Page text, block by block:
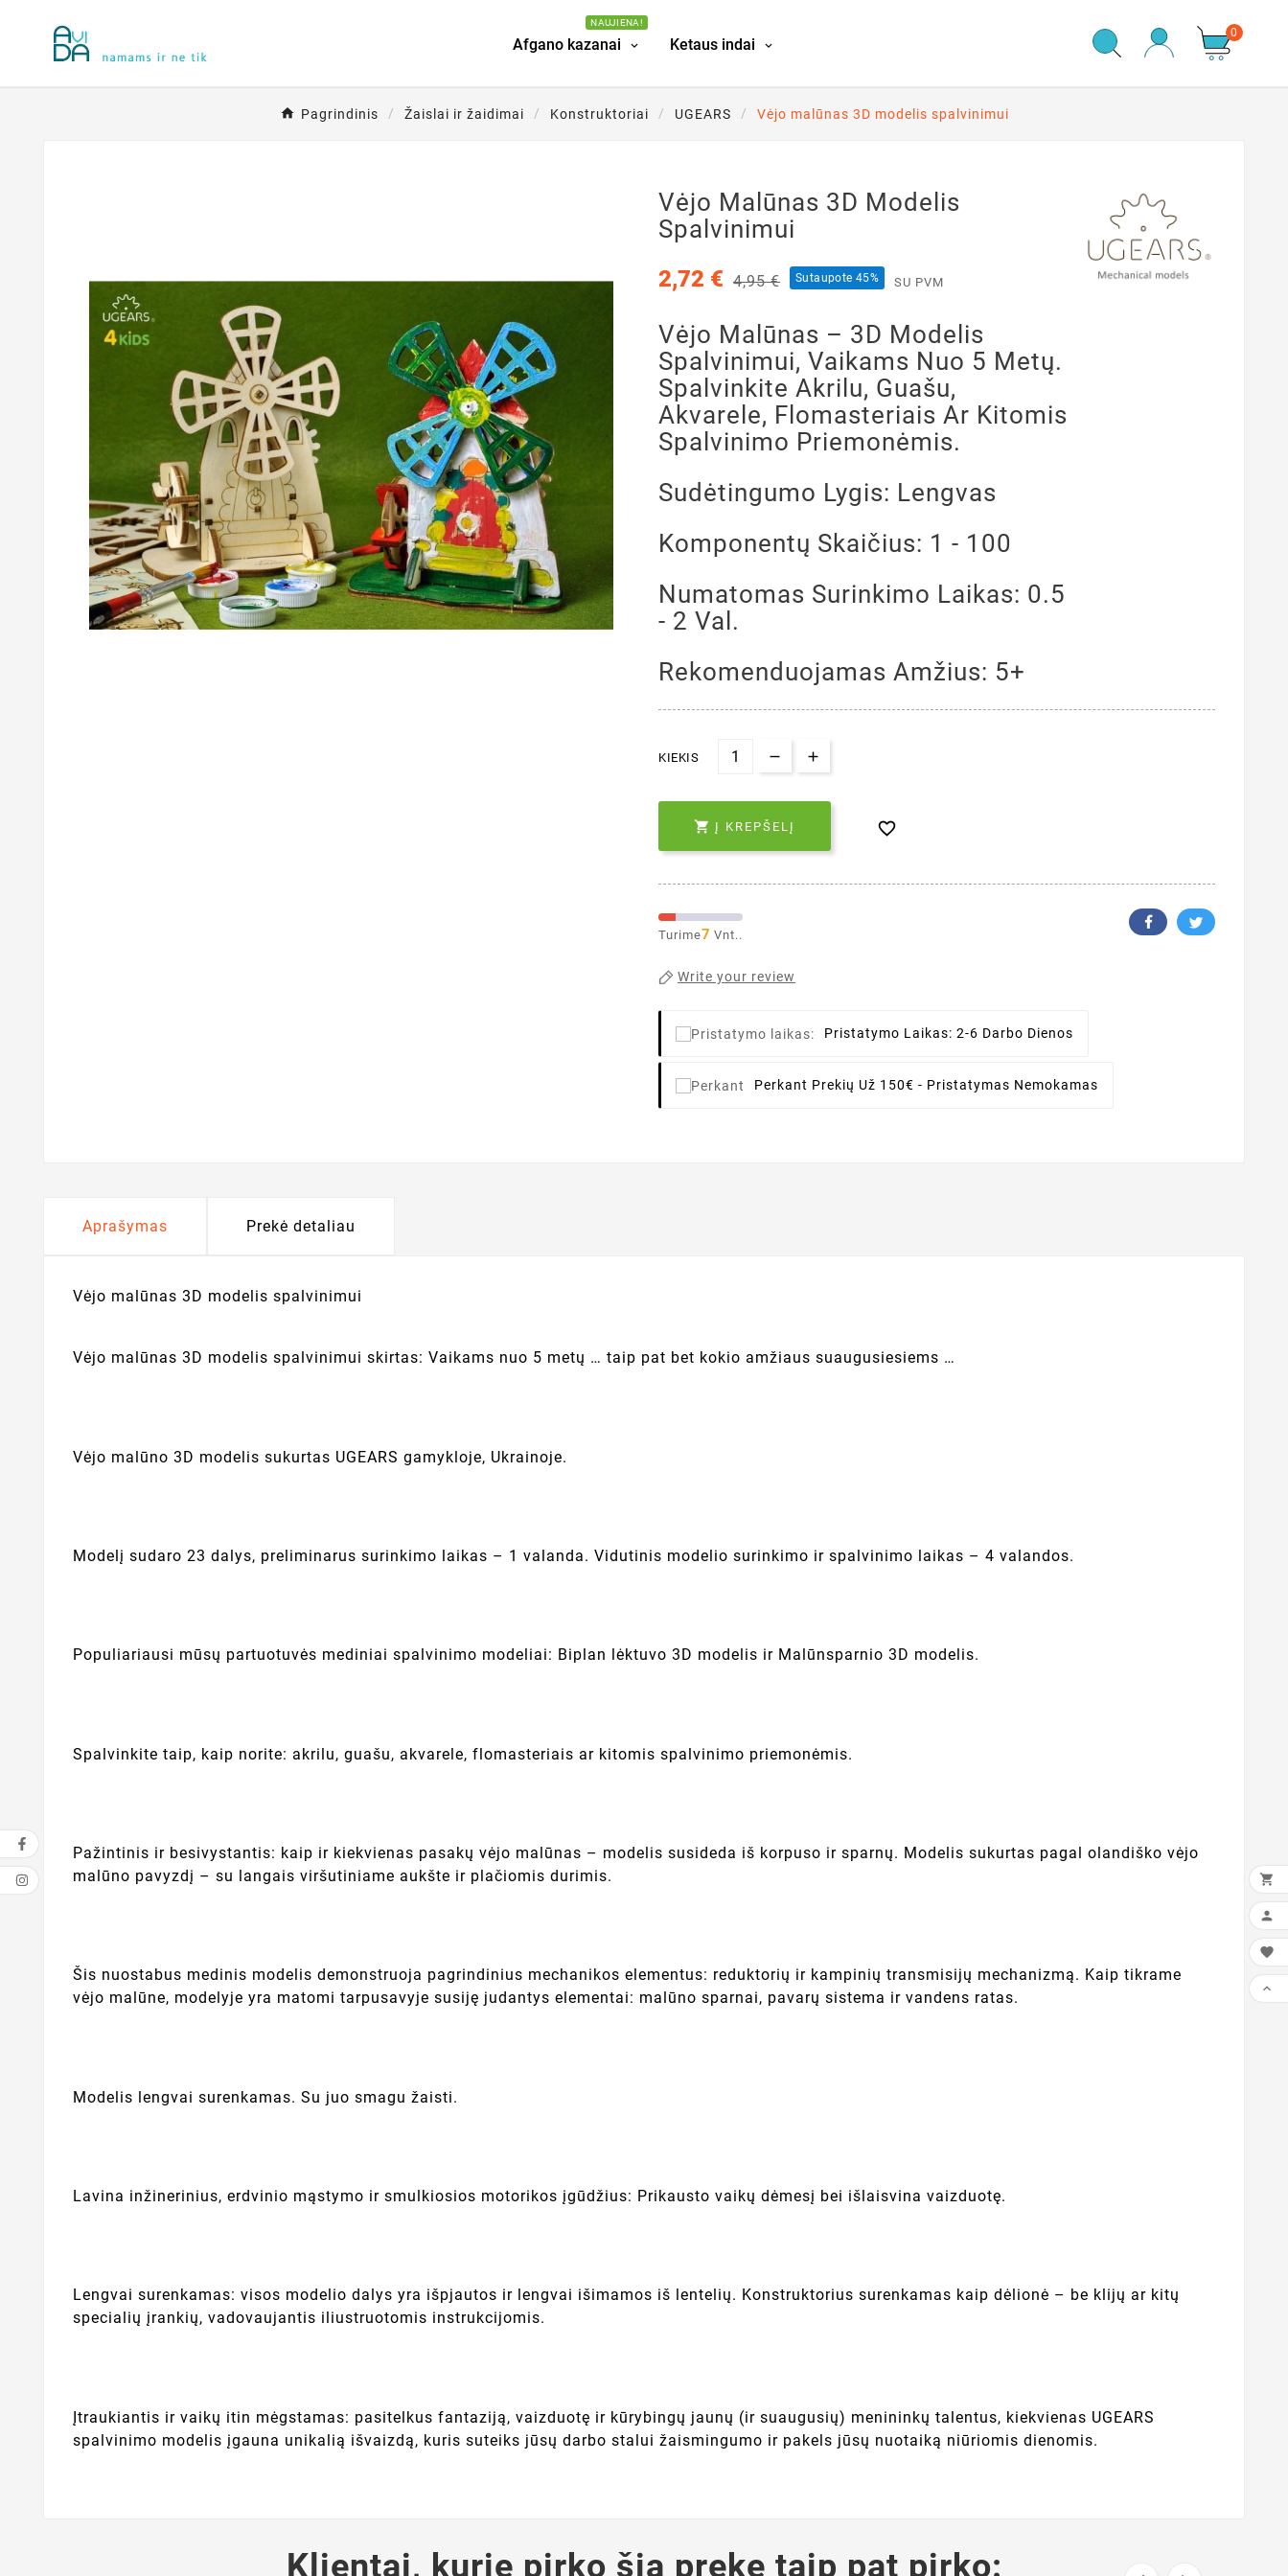
Afgano kazanai
NAUJIENA!
Ketaus indai
0
Pagrindinis Žaislai ir žaidimai Konstruktoriai UGEARS Vėjo malūnas 3D modelis spalvinimui
Vėjo Malūnas 3D Modelis
Spalvinimui
2,72 € 4,95 € Sutaupote 45% SU PVM
Vėjo Malūnas – 3D Modelis
Spalvinimui, Vaikams Nuo 5 Metų.
Spalvinkite Akrilu, Guašu,
Akvarele, Flomasteriais Ar Kitomis
Spalvinimo Priemonėmis.
Sudėtingumo Lygis: Lengvas
Komponentų Skaičius: 1 - 100
Numatomas Surinkimo Laikas: 0.5
- 2 Val.
Rekomenduojamas Amžius: 5+
KIEKIS
 Į KREPŠELĮ 
Turime7 Vnt..
Write your review
Pristatymo Laikas: 2-6 Darbo Dienos
Perkant Prekių Už 150€ - Pristatymas Nemokamas
Aprašymas Prekė detaliau
Vėjo malūnas 3D modelis spalvinimui
Vėjo malūnas 3D modelis spalvinimui skirtas: Vaikams nuo 5 metų … taip pat bet kokio amžiaus suaugusiesiems …
Vėjo malūno 3D modelis sukurtas UGEARS gamykloje, Ukrainoje.
Modelį sudaro 23 dalys, preliminarus surinkimo laikas – 1 valanda. Vidutinis modelio surinkimo ir spalvinimo laikas – 4 valandos.
Populiariausi mūsų partuotuvės mediniai spalvinimo modeliai: Biplan lėktuvo 3D modelis ir Malūnsparnio 3D modelis.
Spalvinkite taip, kaip norite: akrilu, guašu, akvarele, flomasteriais ar kitomis spalvinimo priemonėmis.
Pažintinis ir besivystantis: kaip ir kiekvienas pasakų vėjo malūnas – modelis susideda iš korpuso ir sparnų. Modelis sukurtas pagal olandiško vėjo
malūno pavyzdį – su langais viršutiniame aukšte ir plačiomis durimis.
Šis nuostabus medinis modelis demonstruoja pagrindinius mechanikos elementus: reduktorių ir kampinių transmisijų mechanizmą. Kaip tikrame
vėjo malūne, modelyje yra matomi tarpusavyje susiję judantys elementai: malūno sparnai, pavarų sistema ir vandens ratas.
Modelis lengvai surenkamas. Su juo smagu žaisti.
Lavina inžinerinius, erdvinio mąstymo ir smulkiosios motorikos įgūdžius: Prikausto vaikų dėmesį bei išlaisvina vaizduotę.
Lengvai surenkamas: visos modelio dalys yra išpjautos ir lengvai išimamos iš lentelių. Konstruktorius surenkamas kaip dėlionė – be klijų ar kitų
specialių įrankių, vadovaujantis iliustruotomis instrukcijomis.
Įtraukiantis ir vaikų itin mėgstamas: pasitelkus fantaziją, vaizduotę ir kūrybingų jaunų (ir suaugusių) menininkų talentus, kiekvienas UGEARS
spalvinimo modelis įgauna unikalią išvaizdą, kuris suteiks jūsų darbo stalui žaismingumo ir pakels jūsų nuotaiką niūriomis dienomis.
Klientai, kurie pirko šią prekę taip pat pirko:



